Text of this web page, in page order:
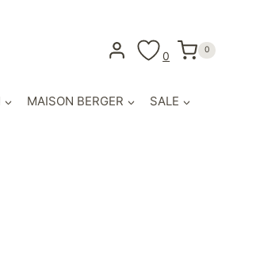
0 0
MAISON BERGER SALE